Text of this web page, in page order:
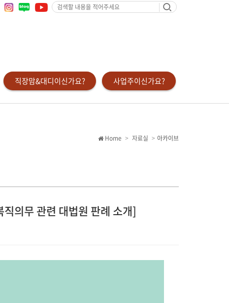
검
색
요
직장맘&대디이신가요? 사업주이신가요?
Home 자료실 아카이브
의무 관련 대법원 판례 소개]